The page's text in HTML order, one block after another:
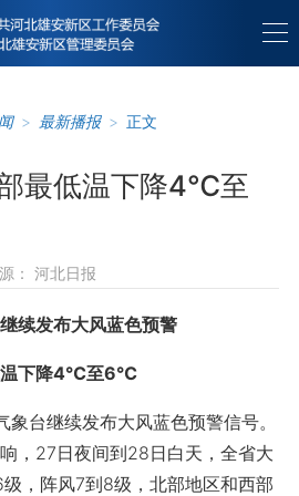
> 最新播报 > 正文
最低温下降4℃至
： 河北日报
续发布大风蓝色预警
下降4℃至6℃
台继续发布大风蓝色预警信号。
，27日夜间到28日白天，全省大
，阵风7到8级，北部地区和西部